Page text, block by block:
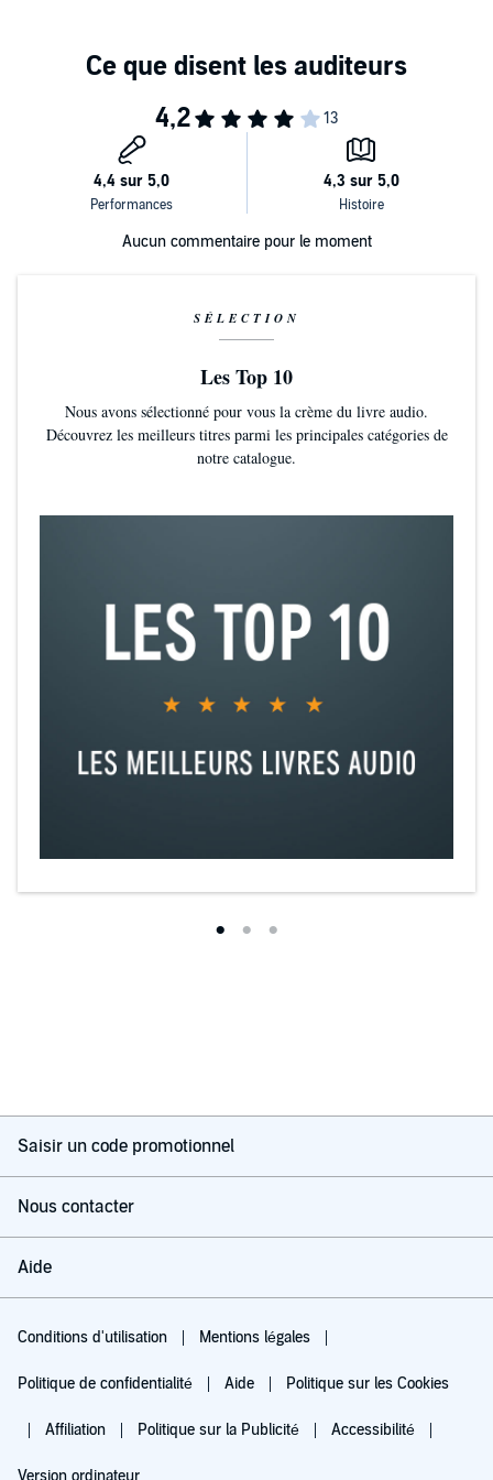
Aucun commentaire pour le moment
SÉLECTION
Les Top 10
Nous avons sélectionné pour vous la crème du livre audio.
Découvrez les meilleurs titres parmi les principales catégories de
notre catalogue.
Saisir un code promotionnel
Nous contacter
Aide
Conditions d'utilisation Mentions légales
Politique de confidentialité Aide Politique sur les Cookies
Affiliation Politique sur la Publicité Accessibilité
Version ordinateur